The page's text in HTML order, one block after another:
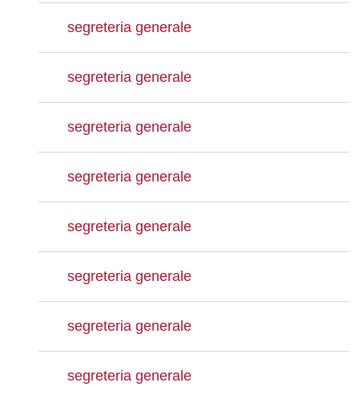
segreteria generale
segreteria generale
segreteria generale
segreteria generale
segreteria generale
segreteria generale
segreteria generale
segreteria generale